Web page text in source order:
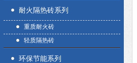
耐火隔热砖系列
重质耐火砖
轻质隔热砖
环保节能系列